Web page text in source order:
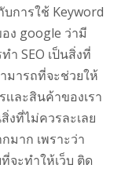
บการใช้ Keyword
ง google ว่ามี
SEO เป็นสิ่งที่
มารถที่จะช่วยให้
เละสินค้าของเรา
งที่ไม่ควรละเลย
มาก เพราะว่า
จะทำให้เว็บ ติด